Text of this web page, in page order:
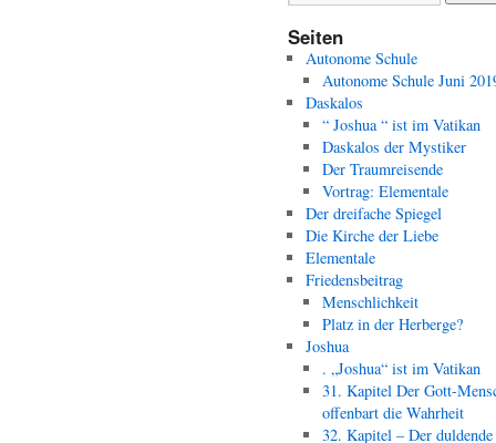
Seiten
Autonome Schule
Autonome Schule Juni
Daskalos
“ Joshua “ ist im Vatikan
Daskalos der Mystiker
Der Traumreisende
Vortrag: Elementale
Der dreifache Spiegel
Die Kirche der Liebe
Elementale
Friedensbeitrag
Menschlichkeit
Platz in der Herberge?
Joshua
. „Joshua“ ist im Vatikan
31. Kapitel Der Gott-
offenbart die Wahrheit
32. Kapitel – Der duldende